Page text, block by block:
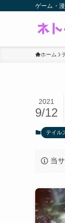
ゲーム・
ホーム
2021
9/12
テイル
当